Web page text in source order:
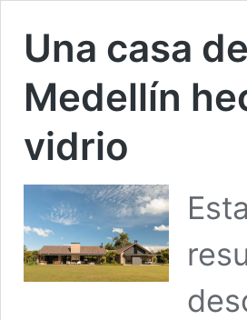
Una casa
Medellín
vidrio